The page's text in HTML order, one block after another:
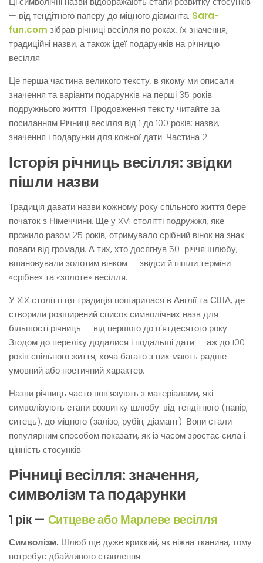
— від тендітного паперу до міцного діаманта. Sara-
fun.com зібрав річниці весілля по роках, їх значення,
традиційні назви, а також ідеї подарунків на річницю
весілля.
Це перша частина великого тексту, в якому ми описали
значення та варіанти подарунків на перші 35 років
подружнього життя. Продовження тексту читайте за
посиланням Річниці весілля від 1 до 100 років: назви,
значення і подарунки для кожної дати. Частина 2.
Історія річниць весілля: звідки
пішли назви
Традиція давати назви кожному року спільного життя бере
початок з Німеччини. Ще у XVI столітті подружжя, яке
прожило разом 25 років, отримувало срібний вінок на знак
поваги від громади. А тих, хто досягнув 50-річчя шлюбу,
вшановували золотим вінком — звідси й пішли терміни
«срібне» та «золоте» весілля.
У XIX столітті ця традиція поширилася в Англії та США, де
створили розширений список символічних назв для
більшості річниць — від першого до п’ятдесятого року.
Згодом до переліку додалися і подальші дати — аж до 100
років спільного життя, хоча багато з них мають радше
умовний або поетичний характер.
Назви річниць часто пов’язують з матеріалами, які
символізують етапи розвитку шлюбу: від тендітного (папір,
ситець), до міцного (залізо, рубін, діамант). Вони стали
популярним способом показати, як із часом зростає сила і
цінність стосунків.
Річниці весілля: значення,
символізм та подарунки
1 рік — Ситцеве або Марлеве весілля
Символізм. Шлюб ще дуже крихкий, як ніжна тканина, тому
потребує дбайливого ставлення.